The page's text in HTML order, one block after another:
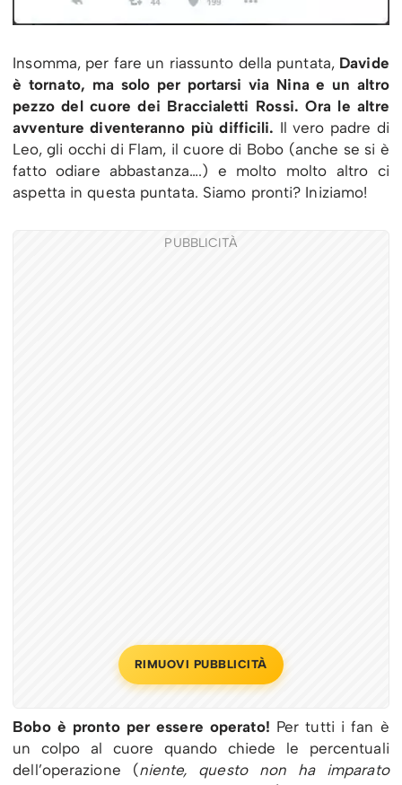
Insomma, per fare un riassunto della puntata, Davide
è tornato, ma solo per portarsi via Nina e un altro
pezzo del cuore dei Braccialetti Rossi. Ora le altre
avventure diventeranno più difficili. Il vero padre di
Leo, gli occhi di Flam, il cuore di Bobo (anche se si è
fatto odiare abbastanza….) e molto molto altro ci
aspetta in questa puntata. Siamo pronti? Iniziamo!
PUBBLICITÀ
RIMUOVI PUBBLICITÀ
Bobo è pronto per essere operato! Per tutti i fan è
un colpo al cuore quando chiede le percentuali
dell’operazione (niente, questo non ha imparato